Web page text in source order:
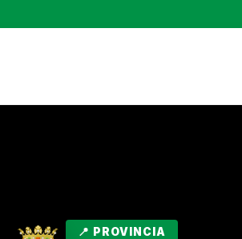
📍 PROVINCIA